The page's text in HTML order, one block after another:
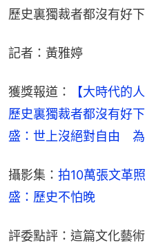
歷史裏獨裁者都沒有好
記者：黃雅婷
獲獎報道：
【大時代的
歷史裏獨裁者都沒有好
盛：世上沒絕對自由　
攝影集： 拍10萬張文革
盛：歷史不怕晚
評委點評：這篇文化藝